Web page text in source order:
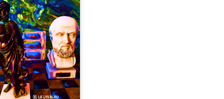
du Docteur Marc
ancien médecin de
qui revient sur son
médical, syndical et
Depuis septembre
il raconte le long combat
conduit à être écarté du
médical, malgré une
de première instance